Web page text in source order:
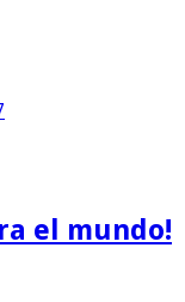
el mundo!